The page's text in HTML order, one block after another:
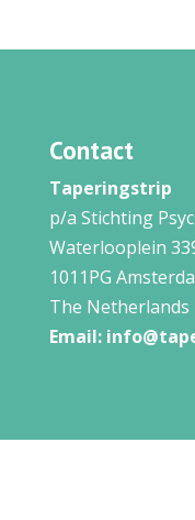
Contact
Taperingstrip
p/a Stichting
Waterlooplein
1011PG
The Netherlands
Email: